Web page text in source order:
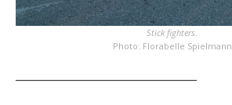
Stick fighters
Photo: Florabelle Spielmann